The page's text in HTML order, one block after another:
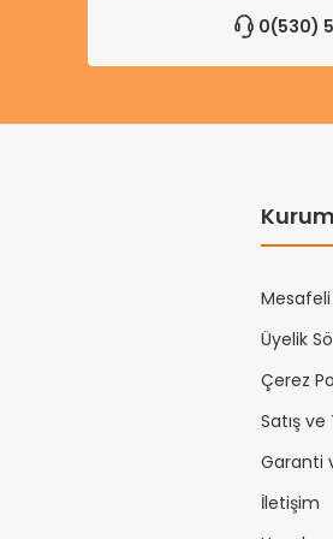
0(530)
Mesafeli
Üyelik
Çerez
Satış
Garanti
İletişim